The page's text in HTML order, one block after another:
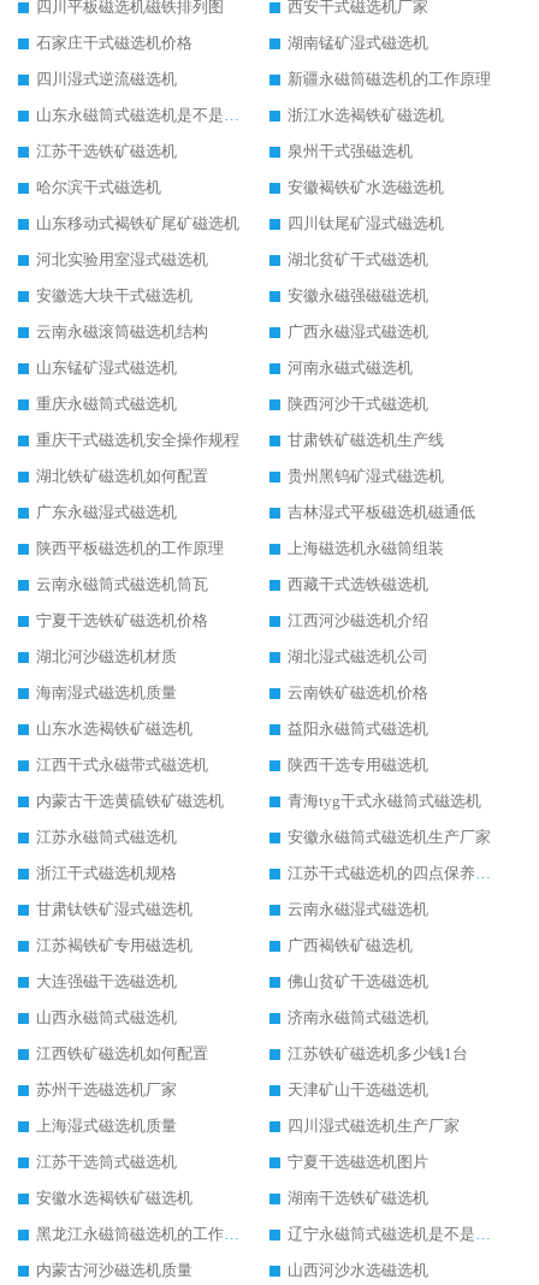
四川平板磁选机磁铁排列图
西安干式磁选机厂家
石家庄干式磁选机价格
湖南锰矿湿式磁选机
四川湿式逆流磁选机
新疆永磁筒磁选机的工作原理
山东永磁筒式磁选机是不是强磁
浙江水选褐铁矿磁选机
江苏干选铁矿磁选机
泉州干式强磁选机
哈尔滨干式磁选机
安徽褐铁矿水选磁选机
山东移动式褐铁矿尾矿磁选机
四川钛尾矿湿式磁选机
河北实验用室湿式磁选机
湖北贫矿干式磁选机
安徽选大块干式磁选机
安徽永磁强磁磁选机
云南永磁滚筒磁选机结构
广西永磁湿式磁选机
山东锰矿湿式磁选机
河南永磁式磁选机
重庆永磁筒式磁选机
陕西河沙干式磁选机
重庆干式磁选机安全操作规程
甘肃铁矿磁选机生产线
湖北铁矿磁选机如何配置
贵州黑钨矿湿式磁选机
广东永磁湿式磁选机
吉林湿式平板磁选机磁通低
陕西平板磁选机的工作原理
上海磁选机永磁筒组装
云南永磁筒式磁选机筒瓦
西藏干式选铁磁选机
宁夏干选铁矿磁选机价格
江西河沙磁选机介绍
湖北河沙磁选机材质
湖北湿式磁选机公司
海南湿式磁选机质量
云南铁矿磁选机价格
山东水选褐铁矿磁选机
益阳永磁筒式磁选机
江西干式永磁带式磁选机
陕西干选专用磁选机
内蒙古干选黄硫铁矿磁选机
青海tyg干式永磁筒式磁选机
江苏永磁筒式磁选机
安徽永磁筒式磁选机生产厂家
浙江干式磁选机规格
江苏干式磁选机的四点保养秘籍
甘肃钛铁矿湿式磁选机
云南永磁湿式磁选机
江苏褐铁矿专用磁选机
广西褐铁矿磁选机
大连强磁干选磁选机
佛山贫矿干选磁选机
山西永磁筒式磁选机
济南永磁筒式磁选机
江西铁矿磁选机如何配置
江苏铁矿磁选机多少钱1台
苏州干选磁选机厂家
天津矿山干选磁选机
上海湿式磁选机质量
四川湿式磁选机生产厂家
江苏干选筒式磁选机
宁夏干选磁选机图片
安徽水选褐铁矿磁选机
湖南干选铁矿磁选机
黑龙江永磁筒磁选机的工作原理
辽宁永磁筒式磁选机是不是强磁
内蒙古河沙磁选机质量
山西河沙水选磁选机